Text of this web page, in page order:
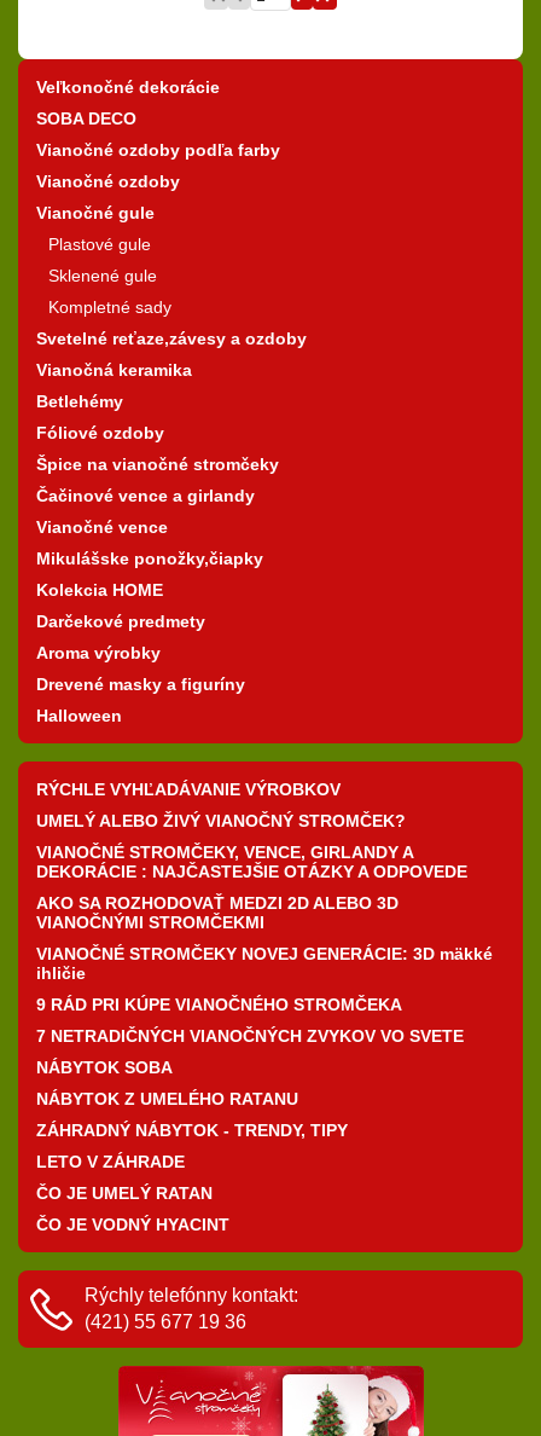
Veľkonočné dekorácie
SOBA DECO
Vianočné ozdoby podľa farby
Vianočné ozdoby
Vianočné gule
Plastové gule
Sklenené gule
Kompletné sady
Svetelné reťaze,závesy a ozdoby
Vianočná keramika
Betlehémy
Fóliové ozdoby
Špice na vianočné stromčeky
Čačinové vence a girlandy
Vianočné vence
Mikulášske ponožky,čiapky
Kolekcia HOME
Darčekové predmety
Aroma výrobky
Drevené masky a figuríny
Halloween
RÝCHLE VYHĽADÁVANIE VÝROBKOV
UMELÝ ALEBO ŽIVÝ VIANOČNÝ STROMČEK?
VIANOČNÉ STROMČEKY, VENCE, GIRLANDY A
DEKORÁCIE : NAJČASTEJŠIE OTÁZKY A ODPOVEDE
AKO SA ROZHODOVAŤ MEDZI 2D ALEBO 3D
VIANOČNÝMI STROMČEKMI
VIANOČNÉ STROMČEKY NOVEJ GENERÁCIE: 3D mäkké
ihličie
9 RÁD PRI KÚPE VIANOČNÉHO STROMČEKA
7 NETRADIČNÝCH VIANOČNÝCH ZVYKOV VO SVETE
NÁBYTOK SOBA
NÁBYTOK Z UMELÉHO RATANU
ZÁHRADNÝ NÁBYTOK - TRENDY, TIPY
LETO V ZÁHRADE
ČO JE UMELÝ RATAN
ČO JE VODNÝ HYACINT
Rýchly telefónny kontakt:
(421) 55 677 19 36